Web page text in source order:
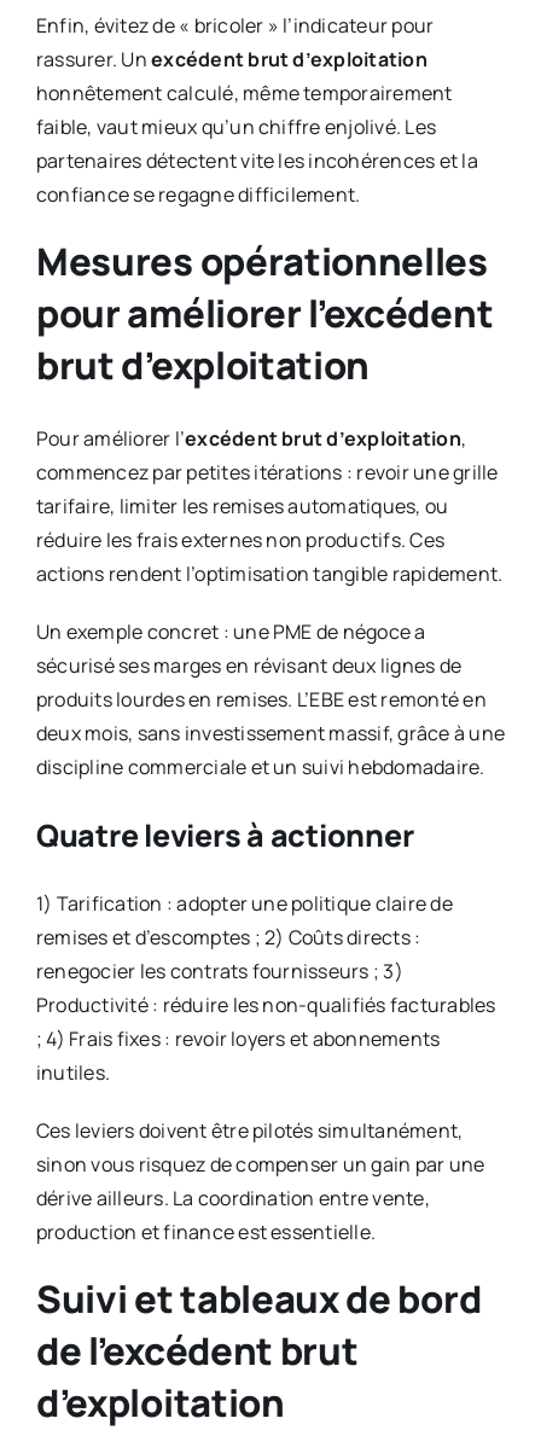
Enfin, évitez de « bricoler » l’indicateur pour
rassurer. Unexcédent brut d’exploitation
honnêtement calculé, même temporairement
faible, vaut mieux qu’un chiffre enjolivé. Les
partenaires détectent vite les incohérences et la
confiance se regagne difficilement.
Mesures opérationnelles
pour améliorer l’excédent
brut d’exploitation
Pour améliorer l’excédent brut d’exploitation,
commencez par petites itérations : revoir une grille
tarifaire, limiter les remises automatiques, ou
réduire les frais externes non productifs. Ces
actions rendent l’optimisation tangible rapidement.
Un exemple concret : une PME de négoce a
sécurisé ses marges en révisant deux lignes de
produits lourdes en remises. L’EBE est remonté en
deux mois, sans investissement massif, grâce à une
discipline commerciale et un suivi hebdomadaire.
Quatre leviers à actionner
1) Tarification : adopter une politique claire de
remises et d’escomptes ; 2) Coûts directs :
renegocier les contrats fournisseurs ; 3)
Productivité : réduire les non-qualifiés facturables
; 4) Frais fixes : revoir loyers et abonnements
inutiles.
Ces leviers doivent être pilotés simultanément,
sinon vous risquez de compenser un gain par une
dérive ailleurs. La coordination entre vente,
production et finance est essentielle.
Suivi et tableaux de bord
de l’excédent brut
d’exploitation